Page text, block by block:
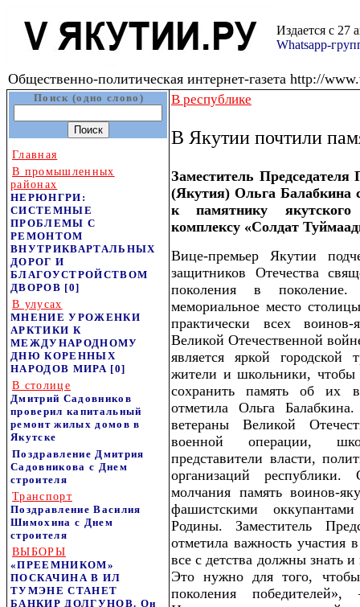
Издается с 27
Whatsapp-
Общественно-политическая интернет-газета http://
Поиск (одно слово)
Главная
В промышленных
районах
НЕРЮНГРИ:
СИСТЕМНЫЕ
ПРОБЛЕМЫ С
РЕМОНТОМ
ВНУТРИКВАРТАЛЬНЫХ
ДОРОГ И
БЛАГОУСТРОЙСТВОМ
ДВОРОВ [0]
В улусах
МНЕНИЕ УРОЖЕНКИ
АРКТИКИ К
МЕЖДУНАРОДНОМУ
ДНЮ КОРЕННЫХ
НАРОДОВ МИРА [0]
В столице
Дмитрий Садовников
проверил капитальный
ремонт жилых домов в
Якутске
Поздравление Дмитрия
Садовникова с Днем
строителя
Транспорт
Поздравление Василия
Шимохина с Днем
строителя
ВЫБОРЫ
«ПРЕЕМНИКОМ»
ПОСКАЧИНА В ИЛ
ТУМЭНЕ СТАНЕТ
БАНКИР ДОЛГУНОВ. Он
В республике
В Якутии почтили
Заместитель
(Якутия) Ольга Балабкина
к памятнику
комплексу «Солдат
Вице-премьер Якутии
защитников Отечества
поколения в
мемориальное место
практически всех
Великой Отечественной
является яркой городской
жители и школьники, чтобы
сохранить память об их
отметила Ольга
ветераны Великой
военной операции,
представители власти,
организаций
молчания память воинов-
фашистскими
Родины. Заместитель
отметила важность
все с детства должны знать
Это нужно для того,
поколения